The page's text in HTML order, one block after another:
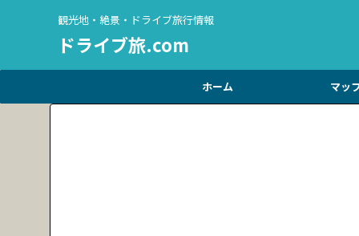
観光地・絶景・ドライブ旅行情報
ドライブ旅.com
ホーム マッ